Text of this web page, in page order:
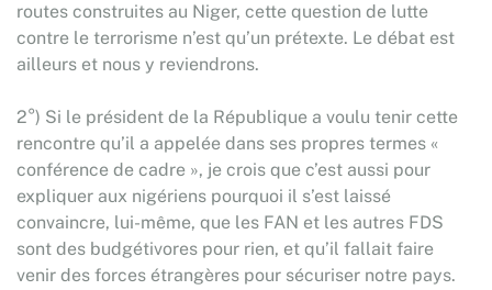
routes construites au Niger, cette question de lutte
contre le terrorisme n’est qu’un prétexte. Le débat est
ailleurs et nous y reviendrons.
2°) Si le président de la République a voulu tenir cette
rencontre qu’il a appelée dans ses propres termes «
conférence de cadre », je crois que c’est aussi pour
expliquer aux nigériens pourquoi il s’est laissé
convaincre, lui-même, que les FAN et les autres FDS
sont des budgétivores pour rien, et qu’il fallait faire
venir des forces étrangères pour sécuriser notre pays.